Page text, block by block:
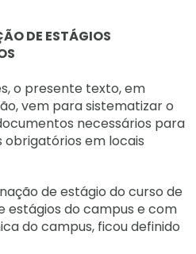
DE ESTÁGIOS
o presente texto, em
vem para sistematizar o
necessários para
obrigatórios em locais
de estágio do curso de
estágios do campus e com
do campus, ficou definido